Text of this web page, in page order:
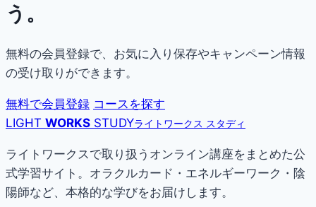
う。
無料の会員登録で、お気に入り保存やキャンペーン情報
の受け取りができます。
無料で会員登録 コースを探す
LIGHT WORKS STUDYライトワークス スタディ
ライトワークスで取り扱うオンライン講座をまとめた公
式学習サイト。オラクルカード・エネルギーワーク・陰
陽師など、本格的な学びをお届けします。